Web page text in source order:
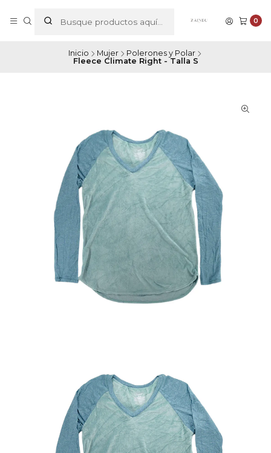
0
Inicio Mujer
Polerones y Polar
Fleece Climate Right - Talla S